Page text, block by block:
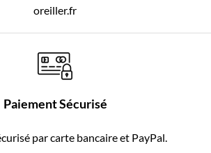
oreiller.fr
Paiement Sécurisé
par carte bancaire et PayPal.